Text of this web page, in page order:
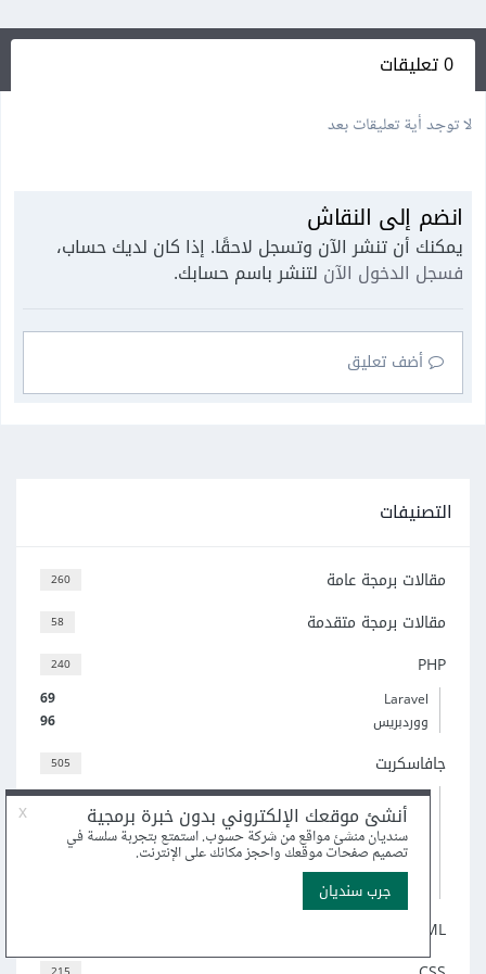
0 تعليقات
لا توجد أية تعليقات بعد
انضم إلى النقاش
يمكنك أن تنشر الآن وتسجل لاحقًا. إذا كان لديك حساب،
فسجل الدخول الآن لتنشر باسم حسابك.
أضف تعليق
التصنيفات
260 مقالات برمجة عامة
58 مقالات برمجة متقدمة
240 PHP
69
Laravel
96
ووردبريس
505 جافاسكربت
5
لغة TypeScript
Node.js
React
Vue.js
HTML